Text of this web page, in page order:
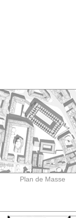
Plan de Masse